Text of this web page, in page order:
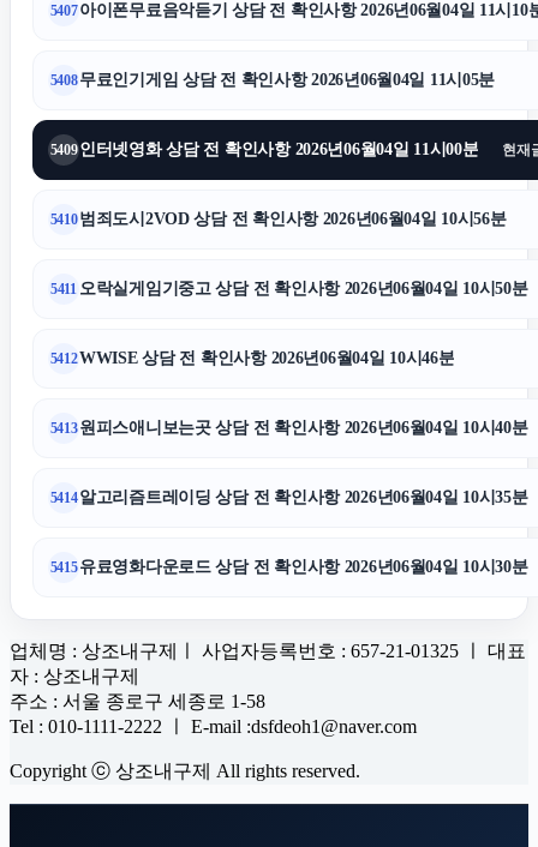
5407아이폰무료음악듣기 상담 전 확인사항 2026년06월04일 11시10
5408무료인기게임 상담 전 확인사항 2026년06월04일 11시05분
5409인터넷영화 상담 전 확인사항 2026년06월04일 11시00분 현재
5410범죄도시2VOD 상담 전 확인사항 2026년06월04일 10시56분
5411 오락실게임기중고 상담 전 확인사항 2026년06월04일 10시50분
5412WWISE 상담 전 확인사항 2026년06월04일 10시46분
5413원피스애니보는곳 상담 전 확인사항 2026년06월04일 10시40분
5414알고리즘트레이딩 상담 전 확인사항 2026년06월04일 10시35분
5415유료영화다운로드 상담 전 확인사항 2026년06월04일 10시30분
업체명 : 상조내구제ㅣ 사업자등록번호 : 657-21-01325 ㅣ 대표
자 : 상조내구제
주소 : 서울 종로구 세종로 1-58
Tel : 010-1111-2222 ㅣ E-mail :dsfdeoh1@naver.com
Copyright ⓒ 상조내구제 All rights reserved.